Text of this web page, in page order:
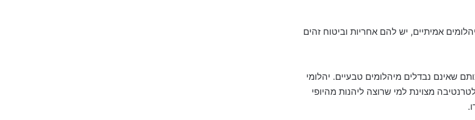
אמיתיים, יש להם אחריות וביטוח זהים
שאינם נבדלים מיהלומים טבעיים. יהלומי
מצוינת למי שרוצה ליהנות מהיופי